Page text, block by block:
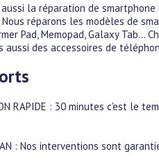
la réparation de smartphone
Nous réparons les modèles de
Pad, Memopad, Galaxy Tab...
aussi des accessoires de
RAPIDE : 30 minutes c'est le
: Nos interventions sont